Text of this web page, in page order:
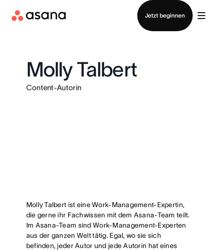
Jetzt beginnen
Vertrieb kontaktieren
Molly Talbert
Content-Autorin
Molly Talbert ist eine Work-Management-Expertin,
die gerne ihr Fachwissen mit dem Asana-Team teilt.
Im Asana-Team sind Work-Management-Experten
aus der ganzen Welt tätig. Egal, wo sie sich
befinden, jeder Autor und jede Autorin hat eines